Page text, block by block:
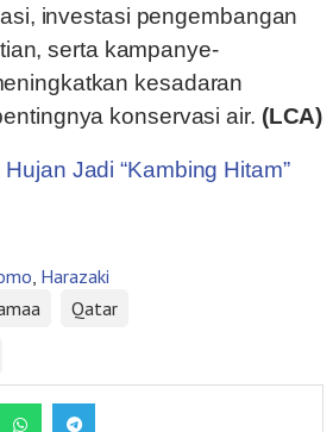
investasi pengembangan
serta kampanye-
kesadaran
konservasi air. (LCA)
Jadi “Kambing Hitam”
, Harazaki
Qatar